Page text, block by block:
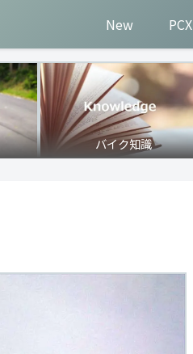
New PCX
バイク知識